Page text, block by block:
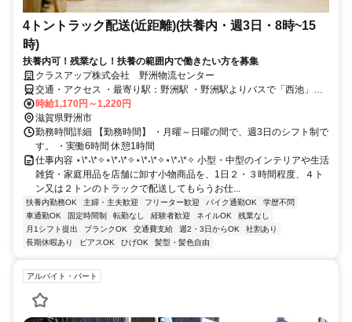
4トントラック配送(近距離)(扶養内・週3日・8時~15
時)
扶養内可！残業なし！扶養の範囲内で働きたい方を募集
クラスアップ株式会社 野洲物流センター
交通・アクセス ・最寄り駅：野洲駅 ・野洲駅よりバスで「西池」に
て下車。徒歩2～3分。
時給1,170円～1,220円
滋賀県野洲市
勤務時間詳細 【勤務時間】 ・月曜～日曜の間で、週3日のシフト制で
す。 ・実働6時間 休憩1時間
仕事内容 ⋆\*˖\*✧⋆\*˖\*✧⋆\*˖\*✧⋆\*˖\*✧ 小型・中型のインテリアや生活
雑貨・家庭用品を店舗に卸す小物商品を、1日２・３時間程度、４ト
ン又は２トンのトラックで配送してもらうお仕...
扶養内勤務OK 主婦・主夫歓迎 フリーター歓迎 バイク通勤OK
学歴不問
車通勤OK
固定時間制 転勤なし 経験者歓迎 ネイルOK
残業なし
月1シフト提出
ブランクOK 交通費支給 週2・3日からOK
社割あり
長期休暇あり
ピアスOK ひげOK 髪型・髪色自由
アルバイト・パート